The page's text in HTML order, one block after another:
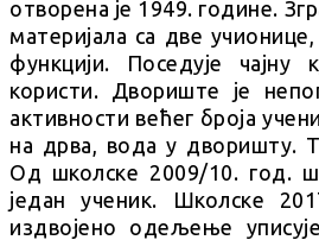
отворена је 1949. године.
материјала са две
функцији. Поседује чајну
користи. Двориште је
активности већег броја
на дрва, вода у дворишту.
Од школске 2009/10. год.
један ученик. Школске
издвојено одељење